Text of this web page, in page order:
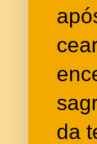
da